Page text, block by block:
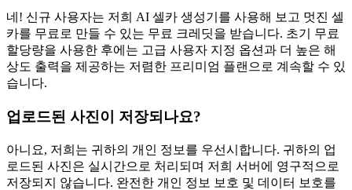
네! 신규 사용자는 저희 AI 셀카 생성기를 사용해 보고 멋진 셀
카를 무료로 만들 수 있는 무료 크레딧을 받습니다. 초기 무료
할당량을 사용한 후에는 고급 사용자 지정 옵션과 더 높은 해
상도 출력을 제공하는 저렴한 프리미엄 플랜으로 계속할 수 있
습니다.
업로드된 사진이 저장되나요?
아니요, 저희는 귀하의 개인 정보를 우선시합니다. 귀하의 업
로드된 사진은 실시간으로 처리되며 저희 서버에 영구적으로
저장되지 않습니다. 완전한 개인 정보 보호 및 데이터 보호를